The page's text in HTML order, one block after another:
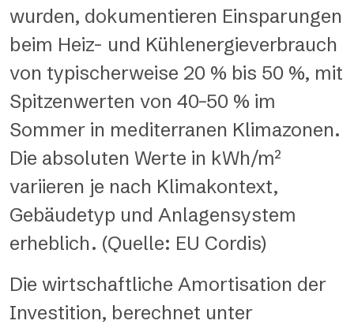
wurden, dokumentieren Einsparungen
beim Heiz- und Kühlenergieverbrauch
von typischerweise 20 % bis 50 %, mit
Spitzenwerten von 40–50 % im
Sommer in mediterranen Klimazonen.
Die absoluten Werte in kWh/m²
variieren je nach Klimakontext,
Gebäudetyp und Anlagensystem
erheblich. (Quelle: EU Cordis)
Die wirtschaftliche Amortisation der
Investition, berechnet unter